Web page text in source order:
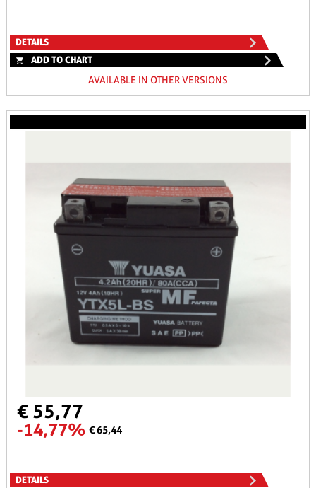
DETAILS
ADD TO CHART
AVAILABLE IN OTHER VERSIONS
€ 55,77
-14,77% € 65,44
DETAILS